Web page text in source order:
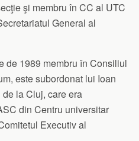
şi membru în CC al UTC
General al
de 1989 membru în Consiliul
este subordonat lui Ioan
la Cluj, care era
din Centru universitar
Executiv al